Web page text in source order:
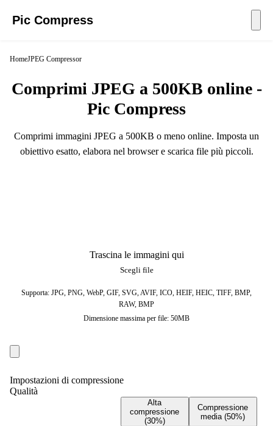
Pic Compress
HomeJPEG Compressor
Comprimi JPEG a 500KB online -
Pic Compress
Comprimi immagini JPEG a 500KB o meno online. Imposta un
obiettivo esatto, elabora nel browser e scarica file più piccoli.
Trascina le immagini qui
Scegli file
Supporta: JPG, PNG, WebP, GIF, SVG, AVIF, ICO, HEIF, HEIC, TIFF, BMP,
RAW, BMP
Dimensione massima per file: 50MB
Impostazioni di compressione
Qualità
Alta
compressione
(30%)
Compressione
media (50%)